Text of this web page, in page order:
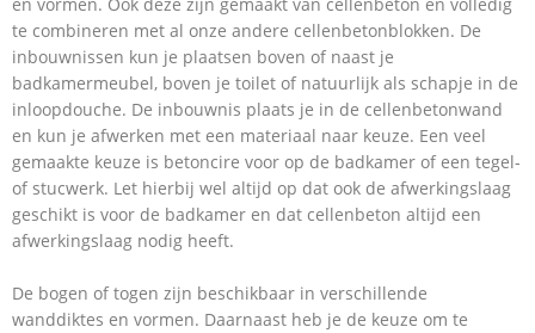
en vormen. Ook deze zijn gemaakt van cellenbeton en volledig
te combineren met al onze andere cellenbetonblokken. De
inbouwnissen kun je plaatsen boven of naast je
badkamermeubel, boven je toilet of natuurlijk als schapje in de
inloopdouche. De inbouwnis plaats je in de cellenbetonwand
en kun je afwerken met een materiaal naar keuze. Een veel
gemaakte keuze is betoncire voor op de badkamer of een tegel-
of stucwerk. Let hierbij wel altijd op dat ook de afwerkingslaag
geschikt is voor de badkamer en dat cellenbeton altijd een
afwerkingslaag nodig heeft.
De bogen of togen zijn beschikbaar in verschillende
wanddiktes en vormen. Daarnaast heb je de keuze om te